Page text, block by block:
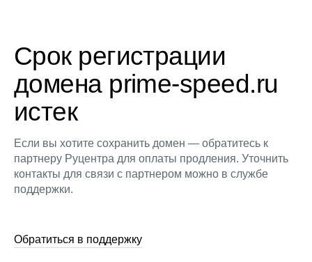
Срок регистрации
домена prime-speed.ru
истек
Если вы хотите сохранить домен — обратитесь к
партнеру Руцентра для оплаты продления. Уточнить
контакты для связи с партнером можно в службе
поддержки.
Обратиться в поддержку